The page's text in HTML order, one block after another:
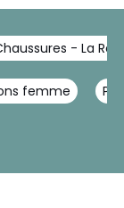
- La
femme